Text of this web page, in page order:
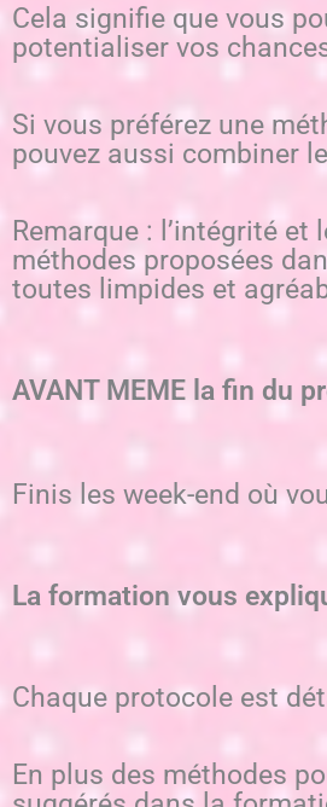
Cela signifie que vous
potentialiser vos
Si vous préférez une
pouvez aussi combiner
Remarque : l’intégrité
méthodes proposées
toutes limpides et
AVANT MEME la fin du
Finis les week-end où
La formation vous
Chaque protocole est
En plus des méthodes